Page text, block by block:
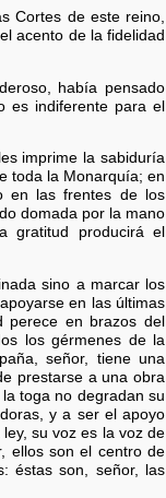
Cortes de este reino,
acento de la fidelidad
había pensado
es indiferente para el
imprime la sabiduría
toda la Monarquía; en
en las frentes de los
domada por la mano
gratitud producirá el
sino a marcar los
en las últimas
perece en brazos del
los gérmenes de la
señor, tiene una
prestarse a una obra
toga no degradan su
y a ser el apoyo
su voz es la voz de
ellos son el centro de
éstas son, señor, las